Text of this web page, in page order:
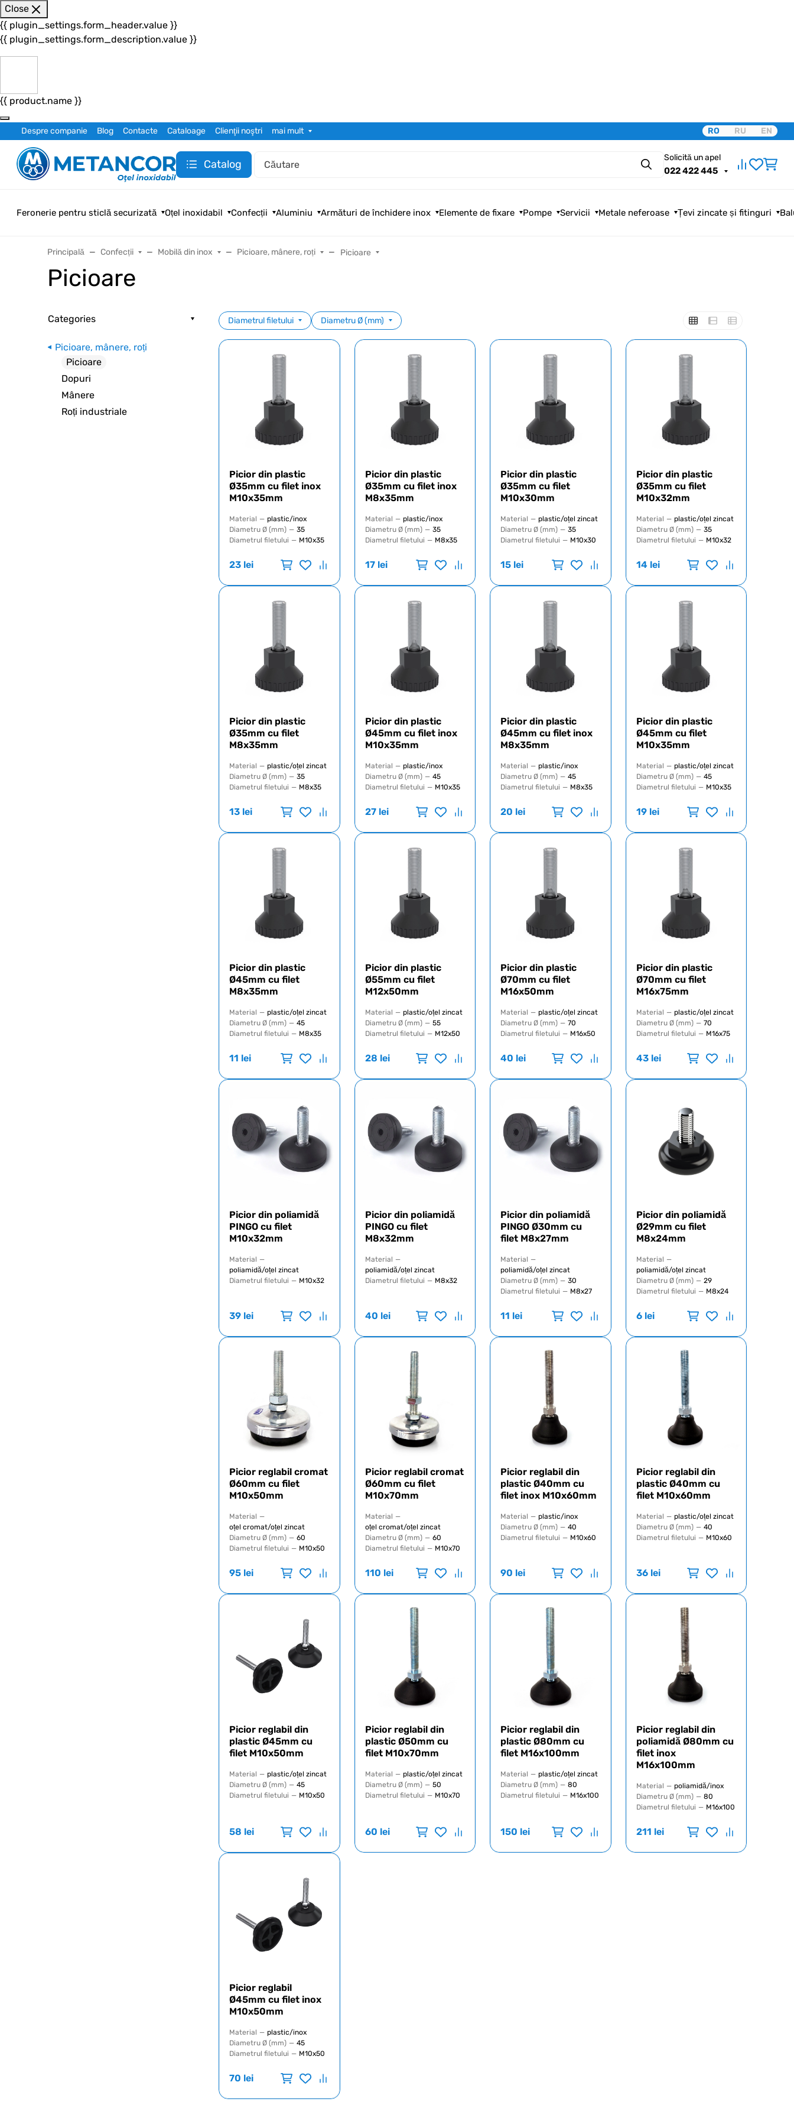
Close
{{ plugin_settings.form_header.value }}
{{ plugin_settings.form_description.value }}
{{ product.name }}
Despre companie Blog Contacte Cataloage Clienţii noştri mai mult RO RU EN
Catalog Căutare
Solicită un apel
022 422 445
Feronerie pentru sticlă securizată Oțel inoxidabil Confecții Aluminiu Armături de închidere inox Elemente de fixare Pompe Servicii Metale neferoase Țevi zincate și fitinguri
Principală Confecții Mobilă din inox Picioare, mânere, roți Picioare
Picioare
Categories
Picioare, mânere, roți
Picioare
Dopuri
Mânere
Roți industriale
Diametrul filetului Diametru Ø (mm)
Picior din plastic
Ø35mm cu filet inox
M10x35mm
Material — plastic/inox
Diametru Ø (mm) — 35
Diametrul filetului — M10x35
23 lei
Picior din plastic
Ø35mm cu filet inox
M8x35mm
Material — plastic/inox
Diametru Ø (mm) — 35
Diametrul filetului — M8x35
17 lei
Picior din plastic
Ø35mm cu filet
M10x30mm
Material — plastic/oțel zincat
Diametru Ø (mm) — 35
Diametrul filetului — M10x30
15 lei
Picior din plastic
Ø35mm cu filet
M10x32mm
Material — plastic/oțel zincat
Diametru Ø (mm) — 35
Diametrul filetului — M10x32
14 lei
Picior din plastic
Ø35mm cu filet
M8x35mm
Material — plastic/oțel zincat
Diametru Ø (mm) — 35
Diametrul filetului — M8x35
13 lei
Picior din plastic
Ø45mm cu filet inox
M10x35mm
Material — plastic/inox
Diametru Ø (mm) — 45
Diametrul filetului — M10x35
27 lei
Picior din plastic
Ø45mm cu filet inox
M8x35mm
Material — plastic/inox
Diametru Ø (mm) — 45
Diametrul filetului — M8x35
20 lei
Picior din plastic
Ø45mm cu filet
M10x35mm
Material — plastic/oțel zincat
Diametru Ø (mm) — 45
Diametrul filetului — M10x35
19 lei
Picior din plastic
Ø45mm cu filet
M8x35mm
Material — plastic/oțel zincat
Diametru Ø (mm) — 45
Diametrul filetului — M8x35
11 lei
Picior din plastic
Ø55mm cu filet
M12x50mm
Material — plastic/oțel zincat
Diametru Ø (mm) — 55
Diametrul filetului — M12x50
28 lei
Picior din plastic
Ø70mm cu filet
M16x50mm
Material — plastic/oțel zincat
Diametru Ø (mm) — 70
Diametrul filetului — M16x50
40 lei
Picior din plastic
Ø70mm cu filet
M16x75mm
Material — plastic/oțel zincat
Diametru Ø (mm) — 70
Diametrul filetului — M16x75
43 lei
Picior din poliamidă
PINGO cu filet
M10x32mm
Material —
poliamidă/oțel zincat
Diametrul filetului — M10x32
39 lei
Picior din poliamidă
PINGO cu filet
M8x32mm
Material —
poliamidă/oțel zincat
Diametrul filetului — M8x32
40 lei
Picior din poliamidă
PINGO Ø30mm cu
filet M8x27mm
Material —
poliamidă/oțel zincat
Diametru Ø (mm) — 30
Diametrul filetului — M8x27
11 lei
Picior din poliamidă
Ø29mm cu filet
M8x24mm
Material —
poliamidă/oțel zincat
Diametru Ø (mm) — 29
Diametrul filetului — M8x24
6 lei
Picior reglabil cromat
Ø60mm cu filet
M10x50mm
Material —
oțel cromat/oțel zincat
Diametru Ø (mm) — 60
Diametrul filetului — M10x50
95 lei
Picior reglabil cromat
Ø60mm cu filet
M10x70mm
Material —
oțel cromat/oțel zincat
Diametru Ø (mm) — 60
Diametrul filetului — M10x70
110 lei
Picior reglabil din
plastic Ø40mm cu
filet inox M10x60mm
Material — plastic/inox
Diametru Ø (mm) — 40
Diametrul filetului — M10x60
90 lei
Picior reglabil din
plastic Ø40mm cu
filet M10x60mm
Material — plastic/oțel zincat
Diametru Ø (mm) — 40
Diametrul filetului — M10x60
36 lei
Picior reglabil din
plastic Ø45mm cu
filet M10x50mm
Material — plastic/oțel zincat
Diametru Ø (mm) — 45
Diametrul filetului — M10x50
58 lei
Picior reglabil din
plastic Ø50mm cu
filet M10x70mm
Material — plastic/oțel zincat
Diametru Ø (mm) — 50
Diametrul filetului — M10x70
60 lei
Picior reglabil din
plastic Ø80mm cu
filet M16x100mm
Material — plastic/oțel zincat
Diametru Ø (mm) — 80
Diametrul filetului — M16x100
150 lei
Picior reglabil din
poliamidă Ø80mm cu
filet inox
M16x100mm
Material — poliamidă/inox
Diametru Ø (mm) — 80
Diametrul filetului — M16x100
211 lei
Picior reglabil
Ø45mm cu filet inox
M10x50mm
Material — plastic/inox
Diametru Ø (mm) — 45
Diametrul filetului — M10x50
70 lei